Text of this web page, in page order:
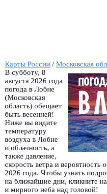
Карты России / Московская
В субботу, 8
августа 2026 года
погода в Лобне
(Московская
область) обещает
быть весенней!
Ниже вы видите
температуру
воздуха в Лобне
и облачность, а
также давление,
скорость ветра и вероятность
2026 года. Чтобы узнать
на ближайшие дни, кликните
и мирного неба над головой!